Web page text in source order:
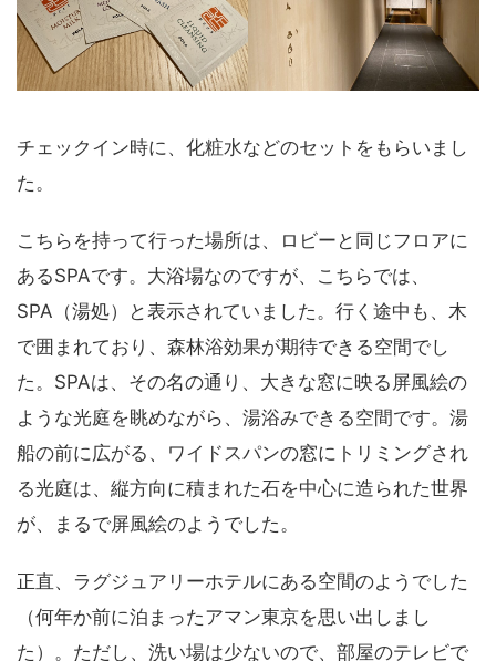
チェックイン時に、化粧水などのセットをもらいまし
た。
こちらを持って行った場所は、ロビーと同じフロアに
あるSPAです。大浴場なのですが、こちらでは、
SPA（湯処）と表示されていました。行く途中も、木
で囲まれており、森林浴効果が期待できる空間でし
た。SPAは、その名の通り、大きな窓に映る屏風絵の
ような光庭を眺めながら、湯浴みできる空間です。湯
船の前に広がる、ワイドスパンの窓にトリミングされ
る光庭は、縦方向に積まれた石を中心に造られた世界
が、まるで屏風絵のようでした。
正直、ラグジュアリーホテルにある空間のようでした
（何年か前に泊まったアマン東京を思い出しまし
た）。ただし、洗い場は少ないので、部屋のテレビで